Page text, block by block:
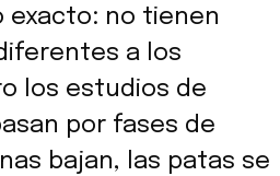
exacto: no tienen
a los
los estudios de
por fases de
bajan, las patas se